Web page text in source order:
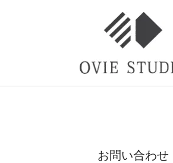
お問い合わせ